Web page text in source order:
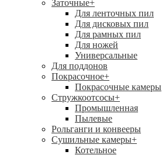
Заточные+
Для ленточных пил
Для дисковых пил
Для рамных пил
Для ножей
Универсальные
Для поддонов
Покрасочное+
Покрасочные камеры
Стружкоотсосы+
Промышленная
Пылевые
Рольганги и конвееры
Сушильные камеры+
Котельное